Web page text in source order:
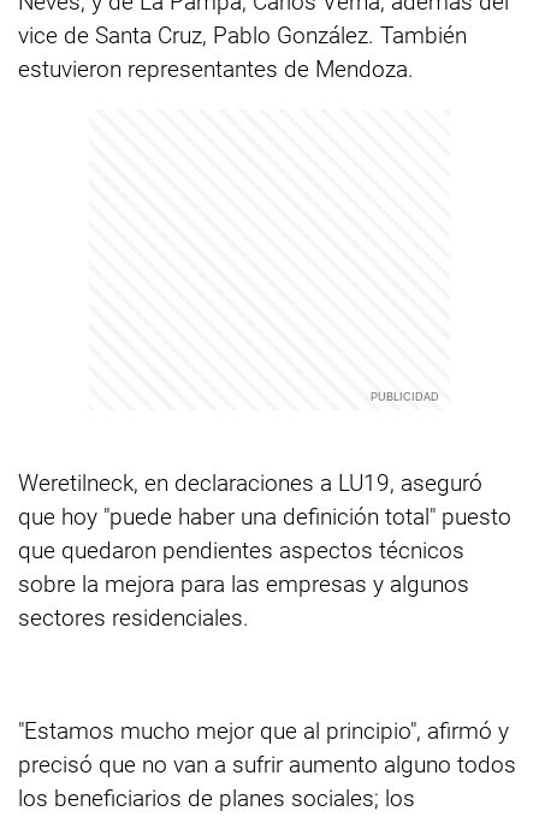
vice de Santa Cruz, Pablo González. También
estuvieron representantes de Mendoza.
Weretilneck, en declaraciones a LU19, aseguró
que hoy "puede haber una definición total" puesto
que quedaron pendientes aspectos técnicos
sobre la mejora para las empresas y algunos
sectores residenciales.
"Estamos mucho mejor que al principio", afirmó y
precisó que no van a sufrir aumento alguno todos
los beneficiarios de planes sociales; los